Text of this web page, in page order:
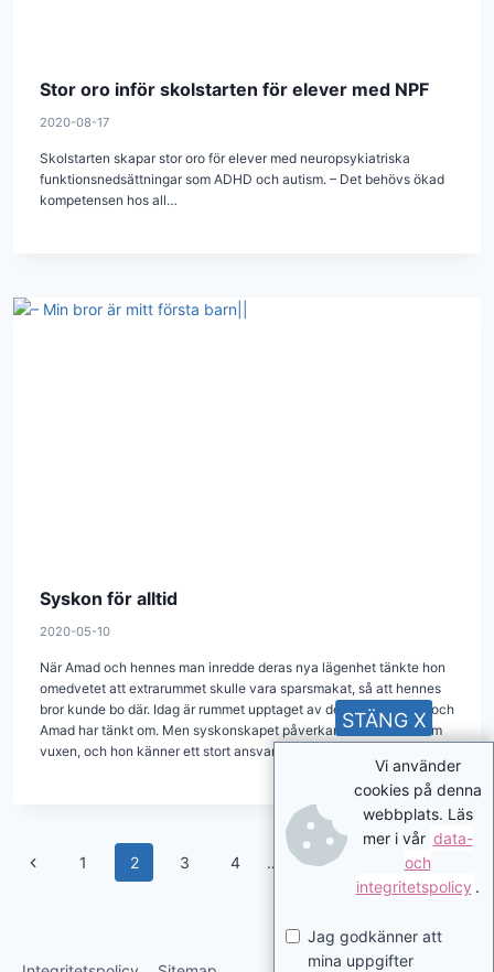
Stor oro inför skolstarten för elever med NPF
2020-08-17
Skolstarten skapar stor oro för elever med neuropsykiatriska
funktionsnedsättningar som ADHD och autism. – Det behövs ökad
kompetensen hos all…
Syskon för alltid
2020-05-10
När Amad och hennes man inredde deras nya lägenhet tänkte hon
omedvetet att extrarummet skulle vara sparsmakat, så att hennes
bror kunde bo där. Idag är rummet upptaget av deras egna barn, och
Amad har tänkt om. Men syskonskapet påverkar henne även som
vuxen, och hon känner ett stort ansvar för sin brors framtid.
Page
Previous1 2 3 4 … 9
Page
Vi använder
cookies på denna
webbplats. Läs
mer i vår data-
och
integritetspolicy .
Jag godkänner att
mina uppgifter
STÄNG X